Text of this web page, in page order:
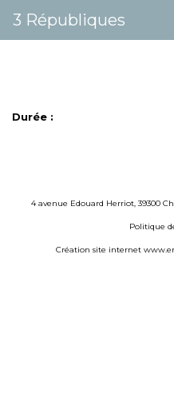
3 Républiques
Durée :
4 avenue Edouard Herriot, 39300
Politique
Création site internet